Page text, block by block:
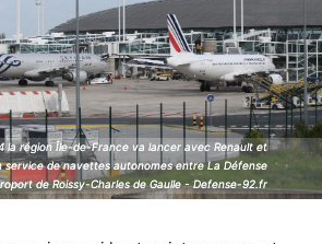
la région Île-de-France va lancer avec Renault et
service de navettes autonomes entre La Défense
de Roissy-Charles de Gaulle - Defense-92.fr
la région Île-de-France va lancer avec Renault et
service de navettes autonomes entre La Défense
de Roissy-Charles de Gaulle - Defense-92.fr